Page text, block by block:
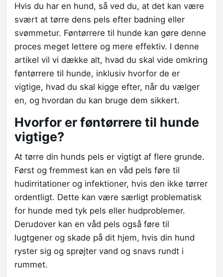
Hvis du har en hund, så ved du, at det kan være
svært at tørre dens pels efter badning eller
svømmetur. Føntørrere til hunde kan gøre denne
proces meget lettere og mere effektiv. I denne
artikel vil vi dække alt, hvad du skal vide omkring
føntørrere til hunde, inklusiv hvorfor de er
vigtige, hvad du skal kigge efter, når du vælger
en, og hvordan du kan bruge dem sikkert.
Hvorfor er føntørrere til hunde
vigtige?
At tørre din hunds pels er vigtigt af flere grunde.
Først og fremmest kan en våd pels føre til
hudirritationer og infektioner, hvis den ikke tørrer
ordentligt. Dette kan være særligt problematisk
for hunde med tyk pels eller hudproblemer.
Derudover kan en våd pels også føre til
lugtgener og skade på dit hjem, hvis din hund
ryster sig og sprøjter vand og snavs rundt i
rummet.